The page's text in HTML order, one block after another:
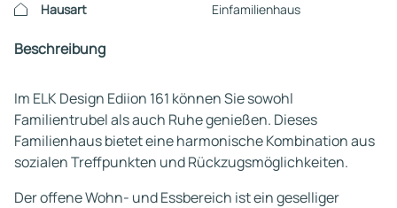
Hausart
Einfamilienhaus
Beschreibung
Im ELK Design Ediion 161 können Sie sowohl
Familientrubel als auch Ruhe genießen. Dieses
Familienhaus bietet eine harmonische Kombination aus
sozialen Treffpunkten und Rückzugsmöglichkeiten.
Der offene Wohn- und Essbereich ist ein geselliger